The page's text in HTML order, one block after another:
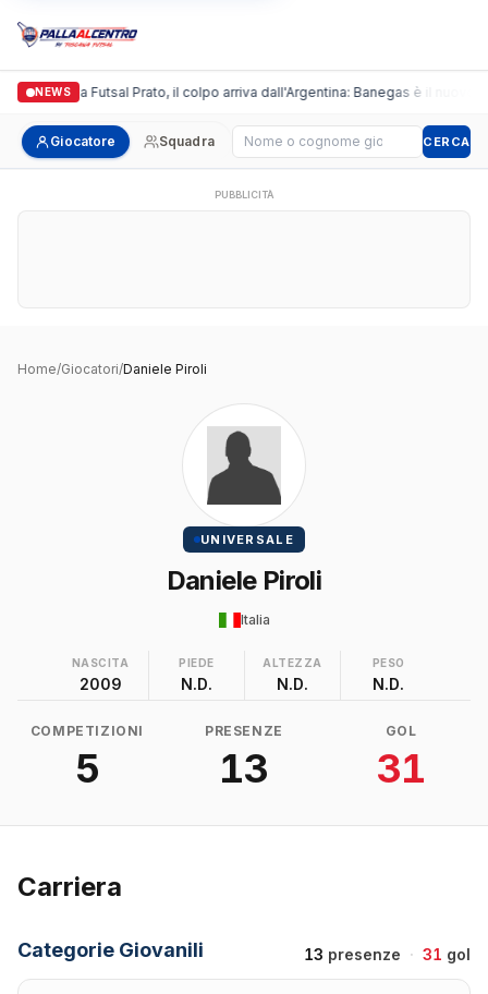
NEWS
Italgronda Futsal Prato, il colpo arriva dall'Argentina: Banegas è il nuovo
Giocatore Squadra Cerca giocatore CERCA
PUBBLICITÀ
Home/Giocatori/Daniele Piroli
UNIVERSALE
Daniele Piroli
Italia
NASCITA
2009
PIEDE
N.D.
ALTEZZA
N.D.
PESO
N.D.
COMPETIZIONI
5
PRESENZE
13
GOL
31
Carriera
Categorie Giovanili 13 presenze · 31 gol